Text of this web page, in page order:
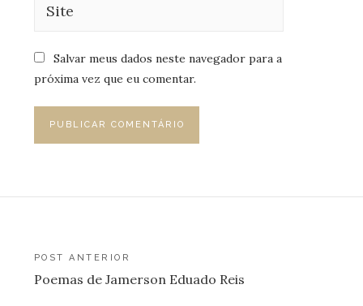
Salvar meus dados neste navegador para a
próxima vez que eu comentar.
Navegação
de
POST ANTERIOR
Poemas de Jamerson Eduado Reis